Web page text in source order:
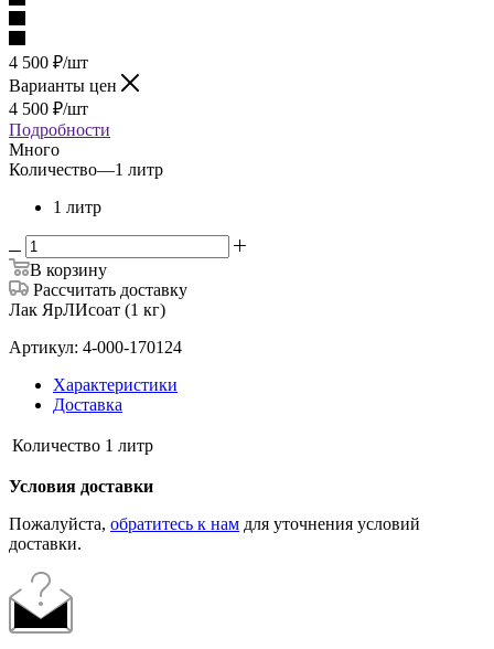
4 500 ₽/шт
Варианты цен
4 500 ₽/шт
Подробности
Много
Количество—1 литр
1 литр
В корзину
Рассчитать доставку
Лак ЯрЛИсоат (1 кг)
Артикул: 4-000-170124
Характеристики
Доставка
Количество 1 литр
Условия доставки
Пожалуйста, обратитесь к нам для уточнения условий
доставки.